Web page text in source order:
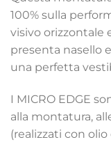
100% sulla
visivo orizzontale
presenta nasello
una perfetta
I MICRO EDGE
alla montatura,
(realizzati con